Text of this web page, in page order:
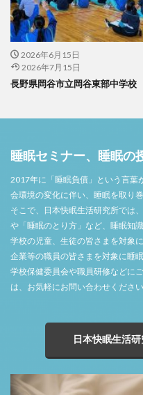
2026年6月15日
2026年7月15日
長野県岡谷市立岡谷東部中学校
睡眠セミナー、睡眠の
2017年に「睡眠負債」という言葉
会環境の変化に伴い、睡眠を取り
そこで、日本快眠生活研究所では
や「睡眠のとり方」など、睡眠知
学校の児童、生徒の皆さまを対象
企業等の職員の皆さまを対象に睡
学校保健委員会や職員研修などに
は、お気軽にお問い合わせください
日本快眠生活